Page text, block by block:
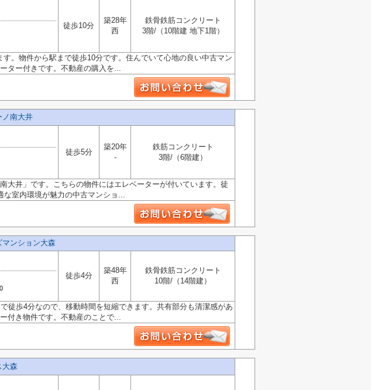
徒歩10分
築28年
西
鉄骨鉄筋コンクリート
3階/（10階建 地下1階）
。物件から駅まで徒歩10分です。住んでいて心地の良い中古マン
ター付きです。不動産の購入を...
ノ南大井
徒歩5分
築20年
-
鉄筋コンクリート
3階/（6階建）
大井」です。こちらの物件にはエレベーターが付いています。徒
な室内環境が魅力の中古マンショ...
マンション大森
徒歩4分
築48年
西
鉄骨鉄筋コンクリート
10階/（14階建）
徒歩4分なので、移動時間を短縮できます。共有部分も清潔感があ
付き物件です。不動産のことで...
大森